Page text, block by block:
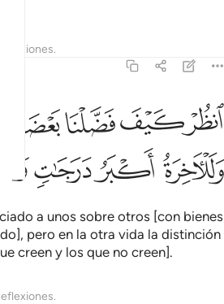
Reflexiones.
انظر كيف فضلنا بعضهم على بعض وللاخرة
ٱنظُرْ كَيْفَ فَضَّلْنَا بَعْضَهُمْ عَلَىٰ بَعْضٍۢ
ﱯﱰﱱﱲ
ﱶﱷﱸ
a unos sobre otros [con bienes
pero en la otra vida la distinción
creen y los que no creen].